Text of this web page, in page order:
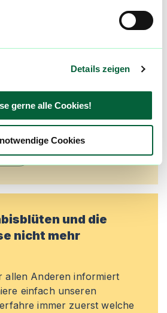
Details zeigen
gerne alle Cookies!
Cookies
flowzz noch besser zu
informiert zu werden und
zu erhalten!
und die
nicht mehr
allen Anderen informiert
einfach unseren
immer zuerst welche